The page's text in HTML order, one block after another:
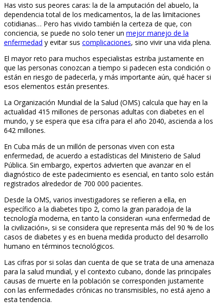
Has visto sus peores caras: la de la amputación del abuelo, la
dependencia total de los medicamentos, la de las limitaciones
cotidianas… Pero has vivido también la certeza de que, con
conciencia, se puede no solo tener un mejor manejo de la
enfermedad y evitar sus complicaciones, sino vivir una vida plena.
El mayor reto para muchos especialistas estriba justamente en
que las personas conozcan a tiempo si padecen esta condición o
están en riesgo de padecerla, y más importante aún, qué hacer si
esos elementos están presentes.
La Organización Mundial de la Salud (OMS) calcula que hay en la
actualidad 415 millones de personas adultas con diabetes en el
mundo, y se espera que esa cifra para el año 2040, ascienda a los
642 millones.
En Cuba más de un millón de personas viven con esta
enfermedad, de acuerdo a estadísticas del Ministerio de Salud
Pública. Sin embargo, expertos advierten que avanzar en el
diagnóstico de este padecimiento es esencial, en tanto solo están
registrados alrededor de 700 000 pacientes.
Desde la OMS, varios investigadores se refieren a ella, en
específico a la diabetes tipo 2, como la gran paradoja de la
tecnología moderna, en tanto la consideran «una enfermedad de
la civilización», si se considera que representa más del 90 % de los
casos de diabetes y es en buena medida producto del desarrollo
humano en términos tecnológicos.
Las cifras por si solas dan cuenta de que se trata de una amenaza
para la salud mundial, y el contexto cubano, donde las principales
causas de muerte en la población se corresponden justamente
con las enfermedades crónicas no transmisibles, no está ajeno a
esta tendencia.